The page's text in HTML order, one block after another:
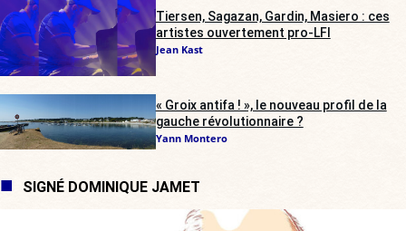
Tiersen, Sagazan, Gardin, Masiero : ces
artistes ouvertement pro-LFI
Jean Kast
« Groix antifa ! », le nouveau profil de la
gauche révolutionnaire ?
Yann Montero
SIGNÉ DOMINIQUE JAMET